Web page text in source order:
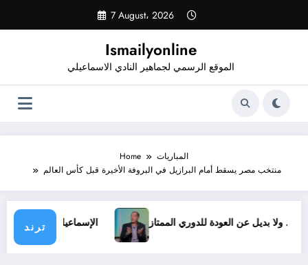
content
7 August، 2026
Ismailyonline
الموقع الرسمي لجماهير النادي الاسماعيلي
Home
المباريات
منتخب مصر يسقط أمام البرازيل في البروفة الأخيرة قبل كأس العالم
ترند
الإسماعيلي ظروف.. ولا بديل عن العودة للدوري الممتاز